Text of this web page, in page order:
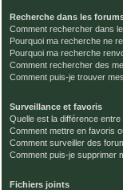
Recherche dans les
Comment rechercher dans
Pourquoi ma recherche ne
Pourquoi ma recherche
Comment rechercher des
Comment puis-je trouver
Surveillance et favoris
Quelle est la différence
Comment mettre en favoris
Comment surveiller des
Comment puis-je supprimer
Fichiers joints